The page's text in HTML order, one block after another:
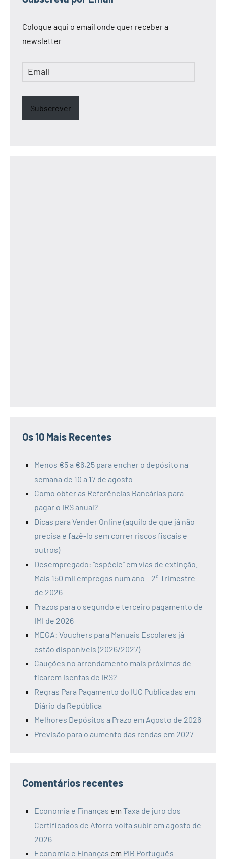
Coloque aqui o email onde quer receber a
newsletter
Email
Subscrever
Os 10 Mais Recentes
Menos €5 a €6,25 para encher o depósito na
semana de 10 a 17 de agosto
Como obter as Referências Bancárias para
pagar o IRS anual?
Dicas para Vender Online (aquilo de que já não
precisa e fazê-lo sem correr riscos fiscais e
outros)
Desempregado: “espécie” em vias de extinção.
Mais 150 mil empregos num ano – 2º Trimestre
de 2026
Prazos para o segundo e terceiro pagamento de
IMI de 2026
MEGA: Vouchers para Manuais Escolares já
estão disponíveis (2026/2027)
Cauções no arrendamento mais próximas de
ficarem isentas de IRS?
Regras Para Pagamento do IUC Publicadas em
Diário da República
Melhores Depósitos a Prazo em Agosto de 2026
Previsão para o aumento das rendas em 2027
Comentários recentes
Economia e Finanças em Taxa de juro dos
Certificados de Aforro volta subir em agosto de
2026
Economia e Finanças em PIB Português